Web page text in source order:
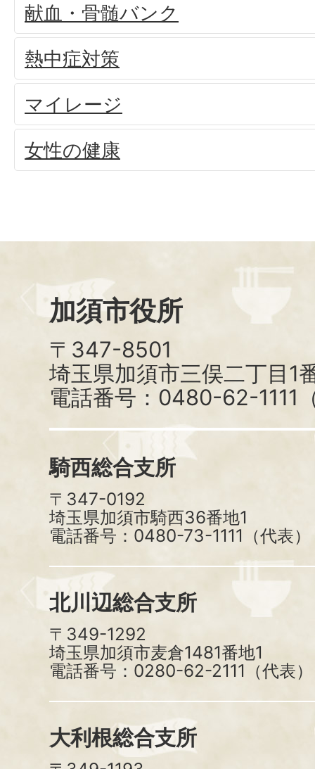
献血・骨髄バンク
熱中症対策
マイレージ
女性の健康
加須市役所
〒347-8501
埼玉県加須市三俣二丁目1
電話番号：0480-62-1111
騎西総合支所
〒347-0192
埼玉県加須市騎西36番地1
電話番号：0480-73-1111（代表）
北川辺総合支所
〒349-1292
埼玉県加須市麦倉1481番地1
電話番号：0280-62-2111（代表）
大利根総合支所